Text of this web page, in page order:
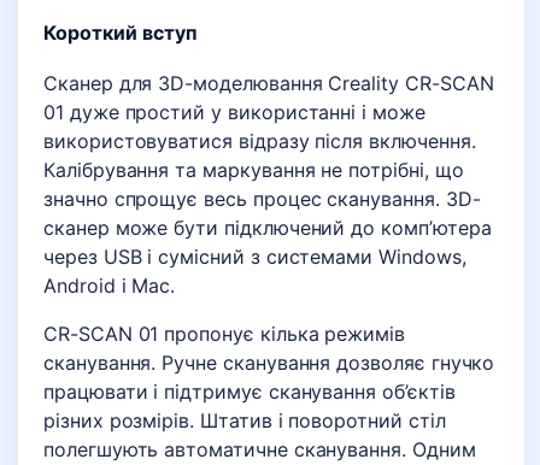
Короткий вступ
Сканер для 3D-моделювання Creality CR-SCAN
01 дуже простий у використанні і може
використовуватися відразу після включення.
Калібрування та маркування не потрібні, що
значно спрощує весь процес сканування. 3D-
сканер може бути підключений до комп’ютера
через USB і сумісний з системами Windows,
Android і Mac.
CR-SCAN 01 пропонує кілька режимів
сканування. Ручне сканування дозволяє гнучко
працювати і підтримує сканування об’єктів
різних розмірів. Штатив і поворотний стіл
полегшують автоматичне сканування. Одним